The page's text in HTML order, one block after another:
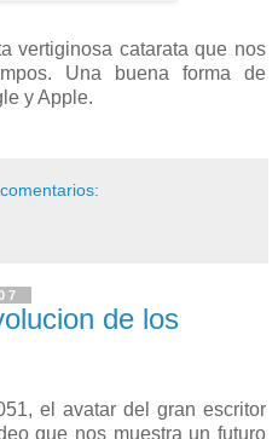
vertiginosa catarata que nos
Una buena forma de
y Apple.
de los
el avatar del gran escritor
que nos muestra un futuro